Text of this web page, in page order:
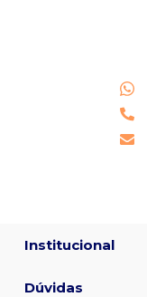
Institucional
Dúvidas